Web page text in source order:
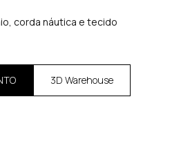
corda náutica e tecido
3D Warehouse